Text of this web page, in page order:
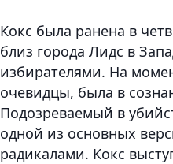
Кокс была ранена в
близ города Лидс в
избирателями. На
очевидцы, была в
Подозреваемый в
одной из основных
радикалами. Кокс